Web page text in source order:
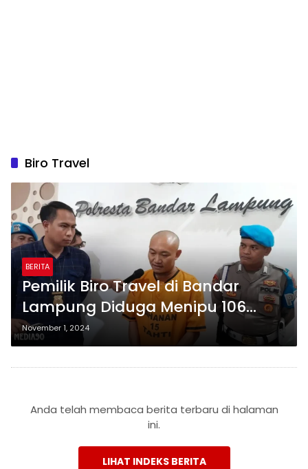
Biro Travel
BERITA
Pemilik Biro Travel di Bandar
Lampung Diduga Menipu 106
Mahasiswa FKIP Unila Dengan
Tawaran Fasilitas Studi Tour
Senilai Ratusan Juta
November 1, 2024
Anda telah membaca berita terbaru di halaman
ini.
LIHAT INDEKS BERITA